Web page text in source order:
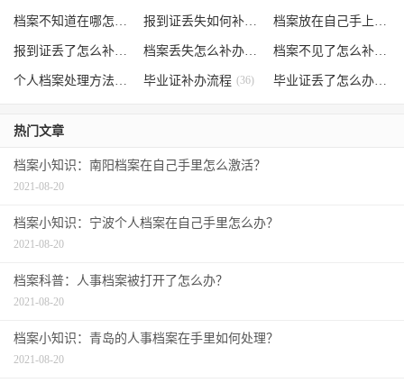
档案不知道在哪怎么办 (62) 报到证丢失如何补办 (54) 档案放在自己手上
报到证丢了怎么补办 (52) 档案丢失怎么补办 档案不见了怎么补办
个人档案处理方法 毕业证补办流程 (36) 毕业证丢了怎么办
热门文章
档案小知识：南阳档案在自己手里怎么激活？
2021-08-20
档案小知识：宁波个人档案在自己手里怎么办？
2021-08-20
档案科普：人事档案被打开了怎么办？
2021-08-20
档案小知识：青岛的人事档案在手里如何处理？
2021-08-20